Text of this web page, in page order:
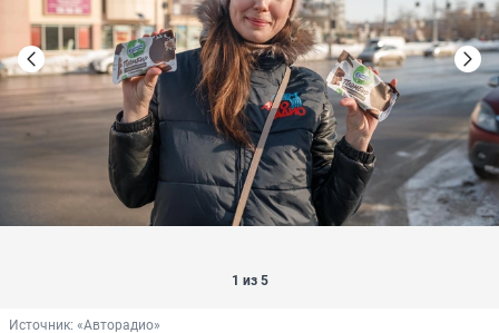
1 из 5
Источник: «Авторадио»